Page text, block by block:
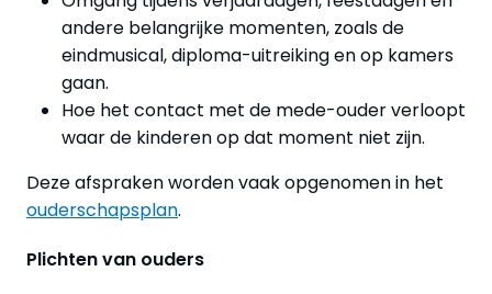
andere belangrijke momenten, zoals de
eindmusical, diploma-uitreiking en op kamers
gaan.
Hoe het contact met de mede-ouder verloopt
waar de kinderen op dat moment niet zijn.
Deze afspraken worden vaak opgenomen in het
ouderschapsplan.
Plichten van ouders